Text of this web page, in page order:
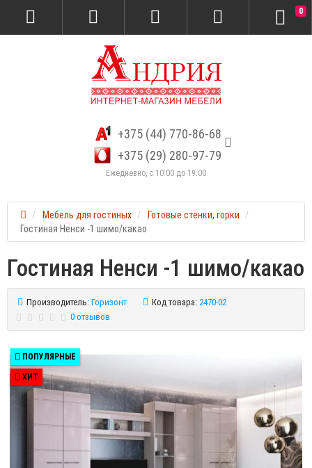
+375 (44) 770-86-68
+375 (29) 280-97-79
Ежедневно, с 10:00 до 19:00
0
Мебель для гостиных
Готовые стенки, горки
Гостиная Ненси -1 шимо/какао
Гостиная Ненси -1 шимо/какао
Производитель: Горизонт Код товара: 2470-02
0 отзывов
ПОПУЛЯРНЫЕ
ХИТ